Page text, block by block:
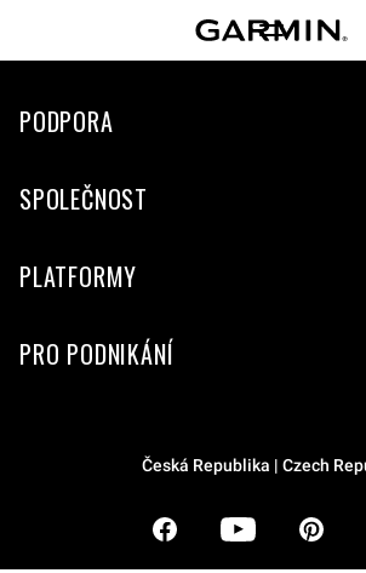
PODPORA
SPOLEČNOST
PLATFORMY
PRO PODNIKÁNÍ
Česká Republika | Czech